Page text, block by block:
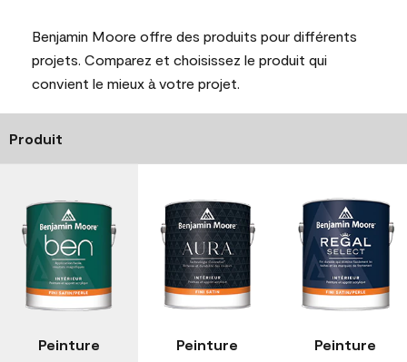
Benjamin Moore offre des produits pour différents
projets. Comparez et choisissez le produit qui
convient le mieux à votre projet.
Produit
Peinture
Peinture
Peinture